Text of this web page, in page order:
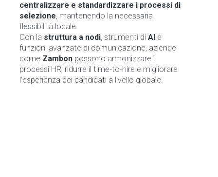
centralizzare e standardizzare i processi di
selezione, mantenendo la necessaria
flessibilità locale.
Con la struttura a nodi, strumenti di AI e
funzioni avanzate di comunicazione, aziende
come Zambon possono armonizzare i
processi HR, ridurre il time-to-hire e migliorare
l’esperienza dei candidati a livello globale.